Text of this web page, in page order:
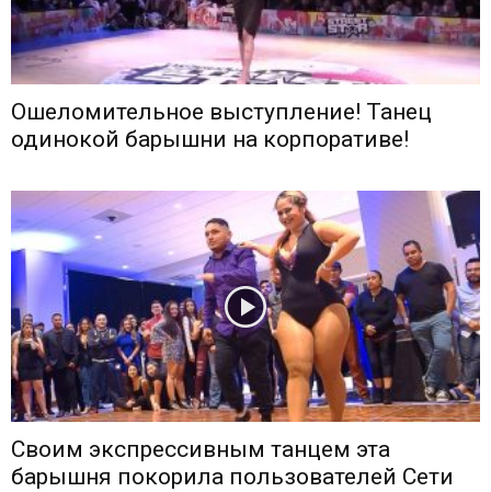
Ошеломительное выступление! Танец
одинокой барышни на корпоративе!
Своим экспрессивным танцем эта
барышня покорила пользователей Сети